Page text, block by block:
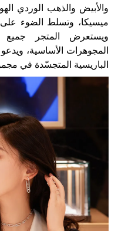
والأبيض والذهب الوردي
ميسيكا، وتسلط الضوء
ويستعرض المتجر
المجوهرات الأساسية،
الباريسية المتجسّدة في